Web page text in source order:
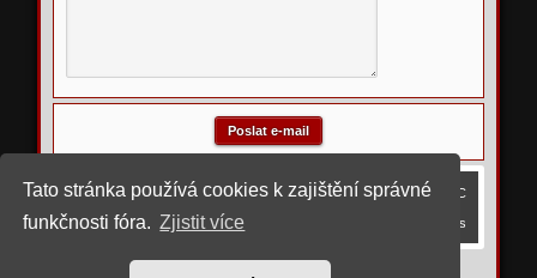
Tato stránka používá cookies k zajištění správné
funkčnosti fóra. Zjistit více
Obsah fóra Všechny časy jsou v UTC
Smazat cookies
Kontaktujte nás